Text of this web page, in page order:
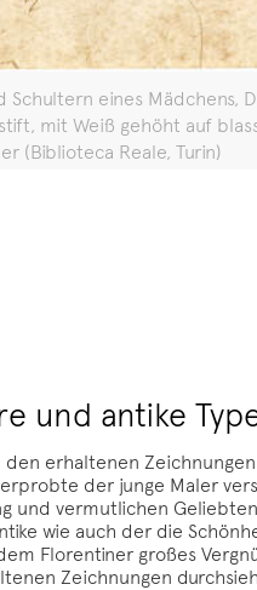
Schultern eines
mit Weiß gehöht auf
(Biblioteca Reale, Turin)
und antike
erhaltenen
der junge Maler
und vermutlichen
wie auch der die
Florentiner großes
Zeichnungen